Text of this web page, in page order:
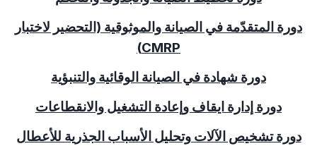
دورة المتقدّمة في الصيانة والموثوقية (التحضير لاختبار
CMRP
)
دورة شهادة في الصيانة الوقائية والتنبؤية
دورة إدارة ايقاف وإعادة التشغيل والانقطاعات
دورة تشخيص الآلات وتحليل الأسباب الجذرية للأعطال